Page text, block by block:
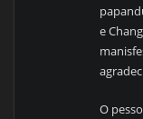
e
O